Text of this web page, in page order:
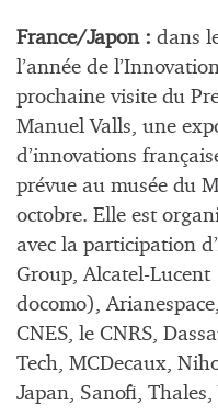
France/Japon : dans
l’année de
prochaine visite du
Manuel Valls, une
d’innovations
prévue au musée du
octobre. Elle est
avec la participation
Group, Alcatel-
docomo),
CNES, le CNRS,
Tech, MCDecaux,
Japan, Sanofi,